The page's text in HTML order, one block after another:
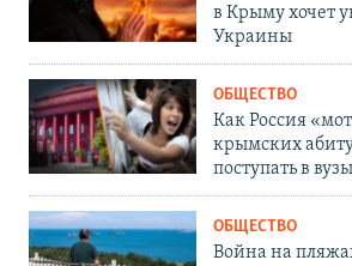
в Крыму хочет
Украины
ОБЩЕСТВО
Как Россия
крымских
поступать в
ОБЩЕСТВО
Война на